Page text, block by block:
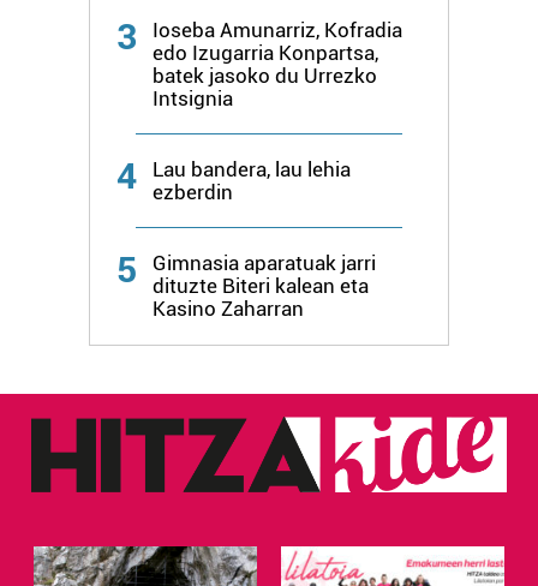
3
Ioseba Amunarriz, Kofradia
edo Izugarria Konpartsa,
batek jasoko du Urrezko
Intsignia
4
Lau bandera, lau lehia
ezberdin
5
Gimnasia aparatuak jarri
dituzte Biteri kalean eta
Kasino Zaharran